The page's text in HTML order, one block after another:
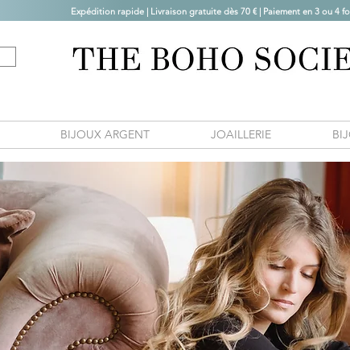
Expédition rapide | Livraison gratuite dès 70 € | Paiement en 3 ou 4
BIJOUX ARGENT JOAILLERIE